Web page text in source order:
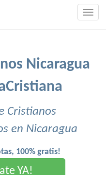
Nicaragua
Cristianos
en Nicaragua
100% gratis!
YA!